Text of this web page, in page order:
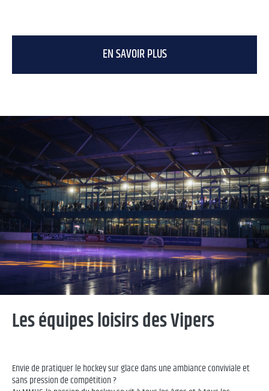
EN SAVOIR PLUS
Les équipes loisirs des Vipers
Envie de pratiquer le hockey sur glace dans une ambiance conviviale et
sans pression de compétition ?